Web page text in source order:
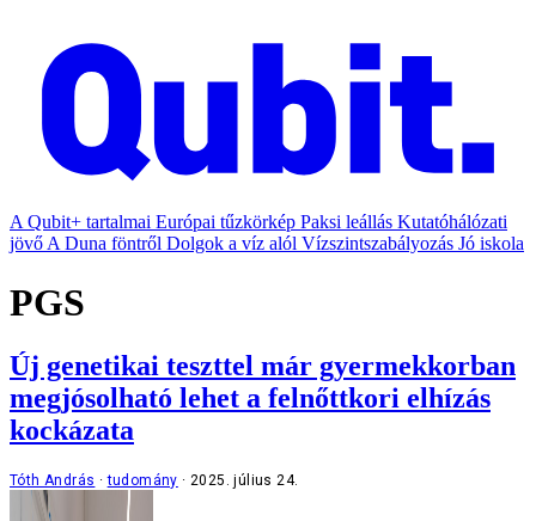
A Qubit+ tartalmai Európai tűzkörkép Paksi leállás Kutatóhálózati
jövő A Duna föntről Dolgok a víz alól Vízszintszabályozás Jó iskola
PGS
Új genetikai teszttel már gyermekkorban
megjósolható lehet a felnőttkori elhízás
kockázata
Tóth András tudomány 2025. július 24.